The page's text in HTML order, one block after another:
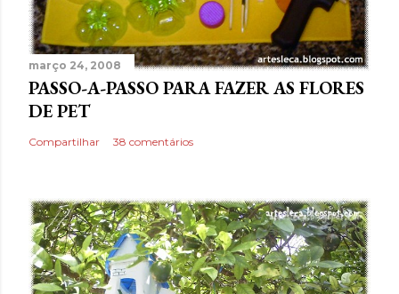
março 24, 2008
PASSO-A-PASSO PARA FAZER AS FLORES
DE PET
Compartilhar 38 comentários